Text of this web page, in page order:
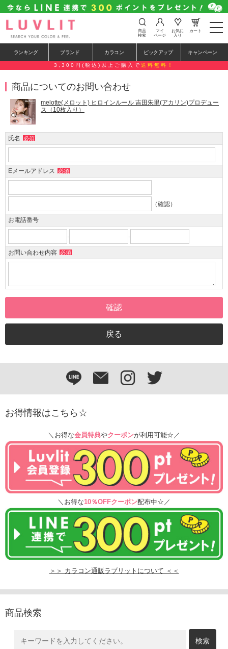
t
o
e
n
g
o
商品
検索
マイ
ページ
お気に
入り
カート
ランキング ブランド カラコン ピックアップ キャンペーン
3,300円(税込)以上ご購入で 送料無料！
商品についてのお問い合わせ
melotte(メロット) ヒロインルール 吉田朱里(アカリン)プロデュー
ス（10枚入り）
氏名 必須
Eメールアドレス 必須
（確認）
お電話番号
- -
お問い合わせ内容 必須
お得情報はこちら☆
＼お得な会員特典やクーポンが利用可能☆／
＼お得な10％OFFクーポン配布中☆／
＞＞ カラコン通販ラブリットについて ＜＜
商品検索